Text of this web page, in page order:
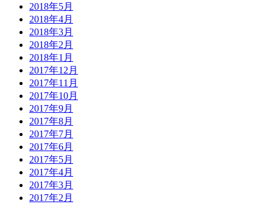
2018年5月
2018年4月
2018年3月
2018年2月
2018年1月
2017年12月
2017年11月
2017年10月
2017年9月
2017年8月
2017年7月
2017年6月
2017年5月
2017年4月
2017年3月
2017年2月